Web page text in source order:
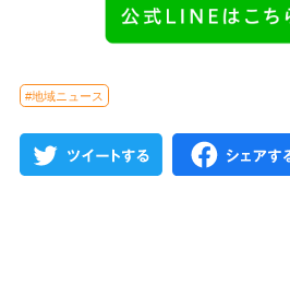
#地域ニュース